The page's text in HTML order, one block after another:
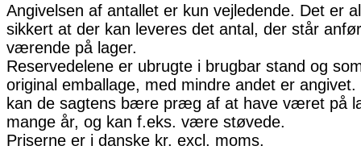
Angivelsen af antallet er kun vejledende. Det er
sikkert at der kan leveres det antal, der står
værende på lager.
Reservedelene er ubrugte i brugbar stand og
original emballage, med mindre andet er angivet.
kan de sagtens bære præg af at have været på
mange år, og kan f.eks. være støvede.
Priserne er i danske kr. excl. moms.